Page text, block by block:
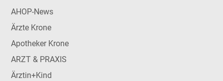
AHOP-News
Ärzte Krone
Apotheker Krone
ARZT & PRAXIS
Ärztin+Kind